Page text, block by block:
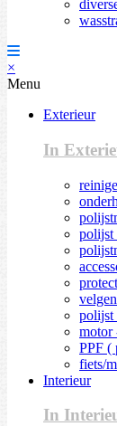
×
Menu
Exterieur
In
polijst
polijst
motor
PPF (
fiets/
Interieur
In